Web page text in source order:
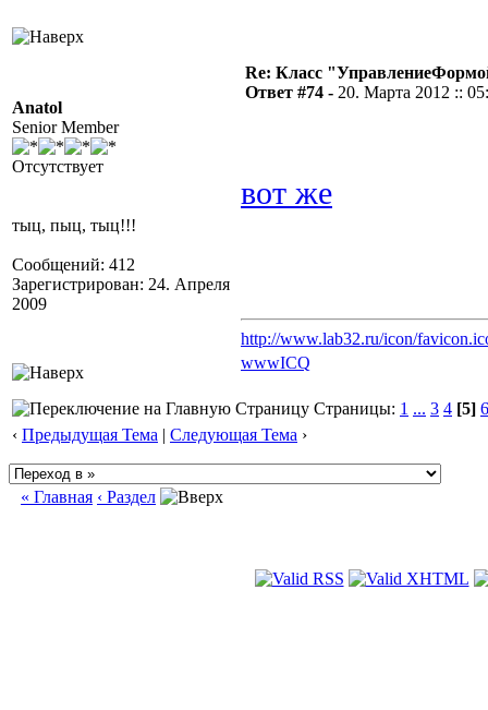
Anatol
Senior Member
Отсутствует
тыц, пыц, тыц!!!
Сообщений: 412
Зарегистрирован: 24. Апреля
2009
Re: Класс
Ответ #74 - 20. Марта 2012 ::
вот же
http://www.lab32.ru/icon/
wwwICQ
Страницы: 1 ... 3 4 [5] 6
‹ Предыдущая Тема | Следующая Тема ›
« Главная ‹ Раздел